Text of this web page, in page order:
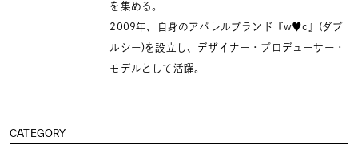
を集める。
2009年、自身のアパレルブランド『w♥c』(ダブ
ルシー)を設立し、デザイナー・プロデューサー・
モデルとして活躍。
CATEGORY